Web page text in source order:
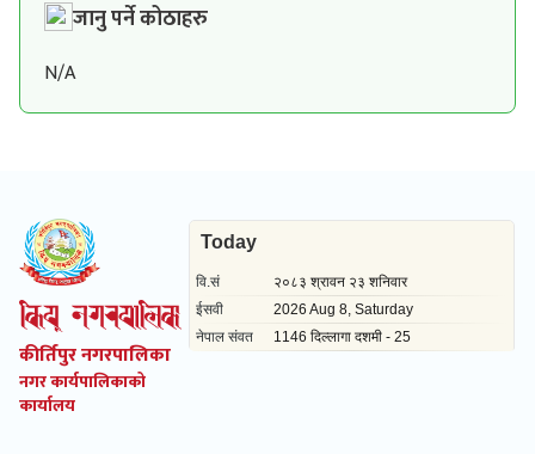
जानु पर्ने कोठाहरु
N/A
कीर्तिपुर नगरपालिका
नगर कार्यपालिकाको
कार्यालय